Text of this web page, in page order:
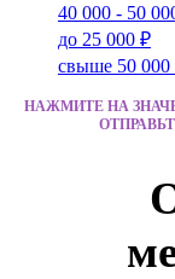
40 000 - 50
до 25 000 ₽
свыше 50 000
НАЖМИТЕ НА